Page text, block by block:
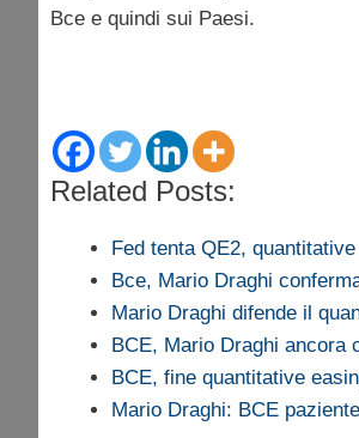
Bce e quindi sui Paesi.
Related Posts:
Fed tenta QE2,
Bce, Mario Draghi
Mario Draghi difende il
BCE, Mario Draghi ancora
BCE, fine quantitative
Mario Draghi: BCE